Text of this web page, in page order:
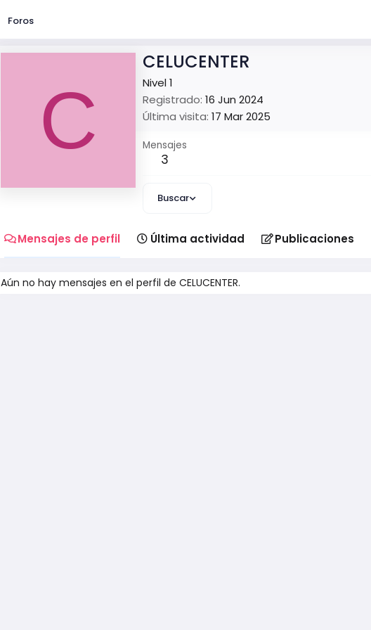
Foros
C
CELUCENTER
Nivel 1
Registrado 16 Jun 2024
Última visita 17 Mar 2025
Mensajes
3
Buscar
Mensajes de perfil Última actividad Publicaciones
Aún no hay mensajes en el perfil de CELUCENTER.